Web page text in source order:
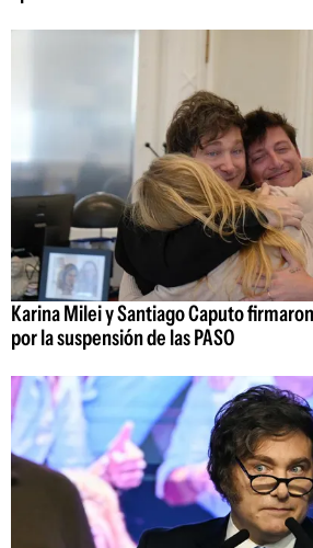
Karina Milei y Santiago Caputo
por la suspensión de las PASO